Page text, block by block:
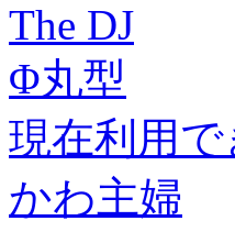
The DJ
Φ丸型
現在利用
かわ主婦